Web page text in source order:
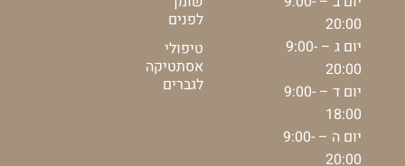
20:00
יום ג – 9:00-
20:00
יום ד – 9:00-
18:00
יום ה – 9:00-
20:00
לפנים
טיפולי
אסתטיקה
לגברים